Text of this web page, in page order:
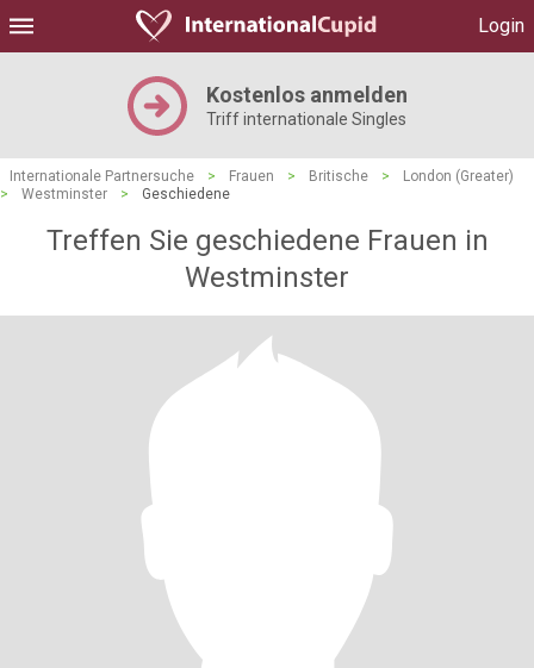
Login
Kostenlos anmelden
Triff internationale Singles
Internationale Partnersuche > Frauen > Britische >
London (Greater)
>
Westminster > Geschiedene
Treffen Sie geschiedene Frauen in
Westminster